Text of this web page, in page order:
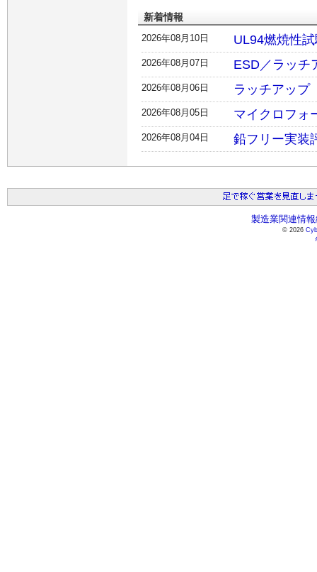
新着情報
2026年08月10日 UL94燃焼性
2026年08月07日 ESD／ラッチ
2026年08月06日 ラッチアップ
2026年08月05日 マイクロフォ
2026年08月04日 鉛フリー実装
製造業関連情
© 2026